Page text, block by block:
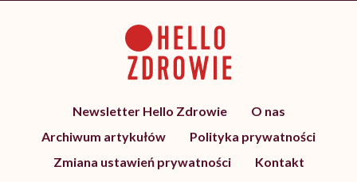
Newsletter Hello Zdrowie
O nas
Archiwum artykułów
Polityka prywatności
Zmiana ustawień prywatności
Kontakt